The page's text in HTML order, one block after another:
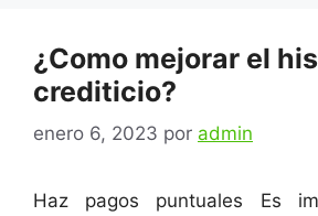
¿Como mejorar el
crediticio?
enero 6, 2023 por admin
Haz pagos puntuales Es